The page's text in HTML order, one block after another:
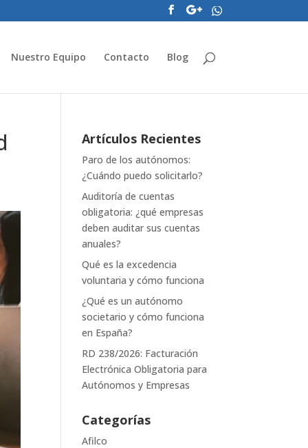
Nuestro Equipo Contacto Blog
Artículos Recientes
Paro de los autónomos:
¿Cuándo puedo solicitarlo?
Auditoría de cuentas
obligatoria: ¿qué empresas
deben auditar sus cuentas
anuales?
Qué es la excedencia
voluntaria y cómo funciona
¿Qué es un autónomo
societario y cómo funciona
en España?
RD 238/2026: Facturación
Electrónica Obligatoria para
Autónomos y Empresas
Categorías
Afilco